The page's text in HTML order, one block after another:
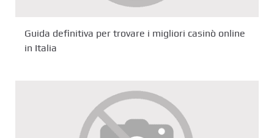
Guida definitiva per trovare i migliori casinò online
in Italia